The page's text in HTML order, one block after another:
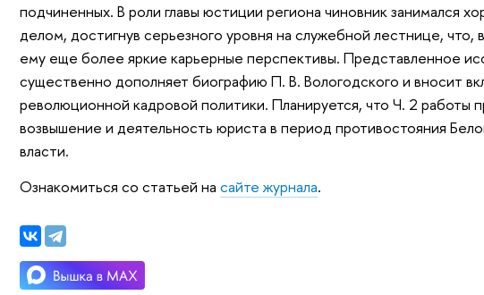
подчиненных. В роли главы юстиции региона чиновник занимался
делом, достигнув серьезного уровня на служебной лестнице, что,
ему еще более яркие карьерные перспективы. Представленное
существенно дополняет биографию П. В. Вологодского и вносит
революционной кадровой политики. Планируется, что Ч. 2 работы
возвышение и деятельность юриста в период противостояния
власти.
Ознакомиться со статьей насайте журнала.